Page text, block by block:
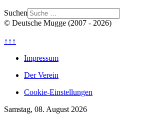
Suchen
© Deutsche Mugge (2007 - 2026)
↑↑↑
Impressum
Der Verein
Cookie-Einstellungen
Samstag, 08. August 2026